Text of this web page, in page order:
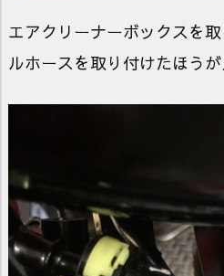
エアクリーナーボックスを
ルホースを取り付けたほうが